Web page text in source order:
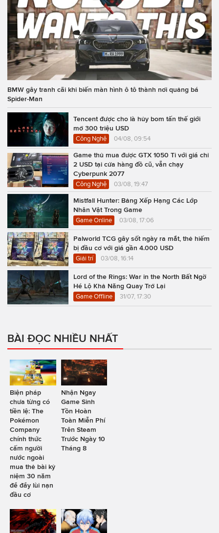
BMW gây tranh cãi khi biến màn hình ô tô thành nơi quảng bá
Spider-Man
Tencent được cho là hủy bom tấn thế giới
mở 300 triệu USD
Công Nghệ 04/08, 09:54
Game thủ mua được GTX 1050 Ti với giá chỉ
2 USD tại cửa hàng đồ cũ, vẫn chạy
Cyberpunk 2077
Công Nghệ 03/08, 19:47
Mistfall Hunter: Bảng Xếp Hạng Các Lớp
Nhân Vật Trong Game
Game Online 03/08, 17:06
Palworld TCG gây sốt ngày ra mắt, thẻ hiếm
bị đầu cơ với giá gần 4.000 USD
Giải trí 03/08, 16:14
Lord of the Rings: War in the North Bất Ngờ
Hé Lộ Khả Năng Quay Trở Lại
Game Offline 31/07, 17:30
BÀI ĐỌC NHIỀU NHẤT
Biện pháp
chưa từng có
tiền lệ: The
Pokémon
Company
chính thức
cấm người
nước ngoài
mua thẻ bài kỷ
niệm 30 năm
để đẩy lùi nạn
đầu cơ
Nhận Ngay
Game Sinh
Tồn Hoàn
Toàn Miễn Phí
Trên Steam
Trước Ngày 10
Tháng 8